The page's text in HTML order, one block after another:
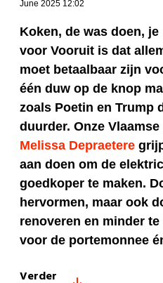
June 2025 12:02
Koken, de was doen,
voor Vooruit is dat
moet betaalbaar zijn
één duw op de knop
zoals Poetin en Trump
duurder. Onze
Melissa Depraetere
aan doen om de
goedkoper te maken.
hervormen, maar ook
renoveren en minder
voor de portemonnee
Verder